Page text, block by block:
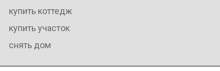
купить коттедж
купить участок
снять дом